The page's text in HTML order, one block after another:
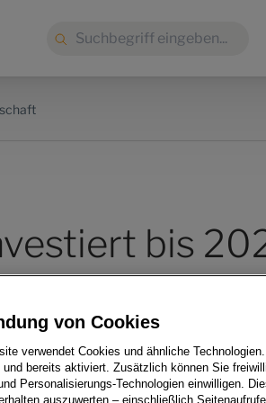
Suche:
bis
Euro
von Cookies
verwendet Cookies und ähnliche
und bereits aktiviert. Zusätzlich können Sie
Personalisierungs-Technologien einwilligen.
auszuwerten – einschließlich